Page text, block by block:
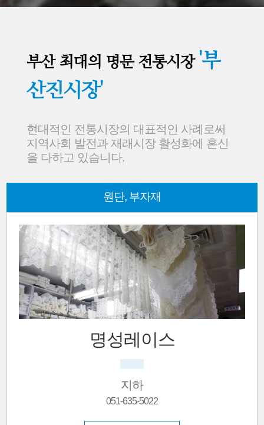
부산 최대의 명문 전통시장 '부
산진시장'
현대적인 전통시장의 대표적인 사례로써
지역사회 발전과 재래시장 활성화에 혼신
을 다하고 있습니다.
원단, 부자재